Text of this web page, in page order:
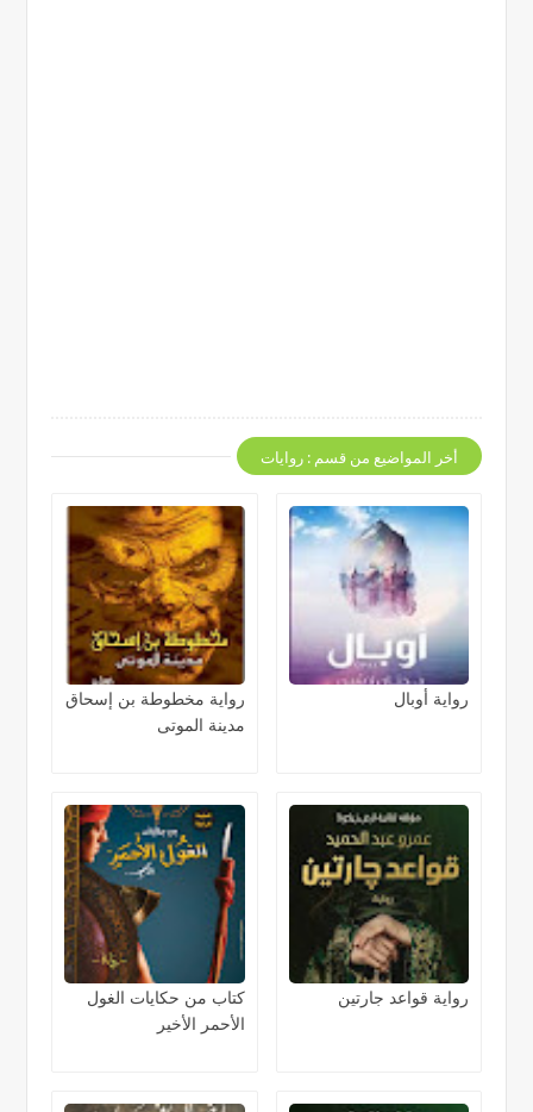
أخر المواضيع من قسم : روايات
رواية أوبال
رواية مخطوطة بن إسحاق
مدينة الموتى
رواية قواعد جارتين
كتاب من حكايات الغول
الأحمر الأخير